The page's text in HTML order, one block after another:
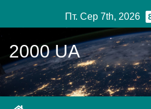
до
вмісту
Пт. Сер 7th, 2026
2000 UA